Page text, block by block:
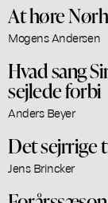
At høre
Mogens Andersen
Hvad sang
sejlede forbi
Anders Beyer
Det sejrrige
Jens Brincker